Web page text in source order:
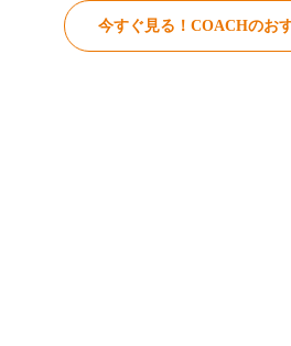
今すぐ見る！COACHのお